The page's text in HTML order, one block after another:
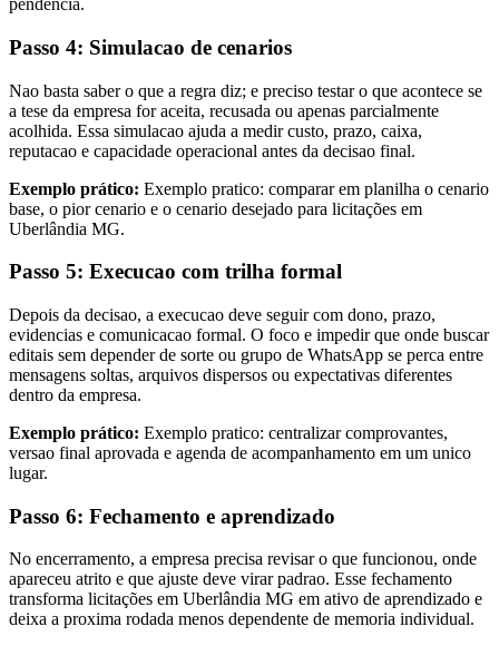
pendencia.
Passo 4: Simulacao de cenarios
Nao basta saber o que a regra diz; e preciso testar o que acontece se
a tese da empresa for aceita, recusada ou apenas parcialmente
acolhida. Essa simulacao ajuda a medir custo, prazo, caixa,
reputacao e capacidade operacional antes da decisao final.
Exemplo prático: Exemplo pratico: comparar em planilha o cenario
base, o pior cenario e o cenario desejado para licitações em
Uberlândia MG.
Passo 5: Execucao com trilha formal
Depois da decisao, a execucao deve seguir com dono, prazo,
evidencias e comunicacao formal. O foco e impedir que onde buscar
editais sem depender de sorte ou grupo de WhatsApp se perca entre
mensagens soltas, arquivos dispersos ou expectativas diferentes
dentro da empresa.
Exemplo prático: Exemplo pratico: centralizar comprovantes,
versao final aprovada e agenda de acompanhamento em um unico
lugar.
Passo 6: Fechamento e aprendizado
No encerramento, a empresa precisa revisar o que funcionou, onde
apareceu atrito e que ajuste deve virar padrao. Esse fechamento
transforma licitações em Uberlândia MG em ativo de aprendizado e
deixa a proxima rodada menos dependente de memoria individual.